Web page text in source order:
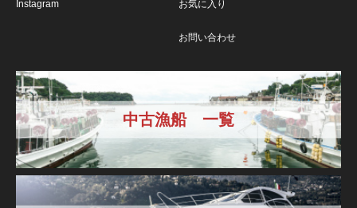
Instagram お気に入り
お問い合わせ
中古漁船 一覧